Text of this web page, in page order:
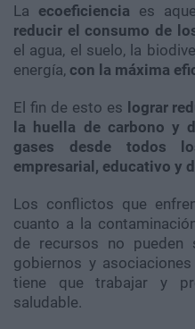
La ecoeficiencia es
reducir el consumo de
el agua, el suelo, la
energía, con la máxima
El fin de esto es lograr
la huella de carbono y
gases desde todos
empresarial, educativo y
Los conflictos que
cuanto a la
de recursos no
gobiernos y
tiene que trabajar y
saludable.